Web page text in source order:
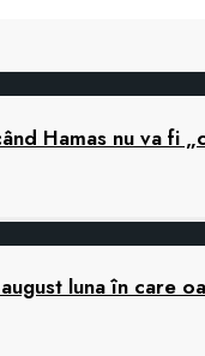
Hamas nu va fi
luna în care